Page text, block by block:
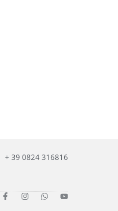
+ 39 0824 316816